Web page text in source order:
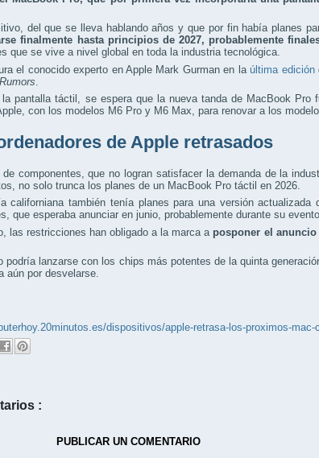
del que se lleva hablando años y que por fin había planes
finalmente hasta principios de 2027, probablemente
que se vive a nivel global en toda la industria tecnológica.
el conocido experto en Apple Mark Gurman en la última edición
pantalla táctil, se espera que la nueva tanda de MacBook Pro
con los modelos M6 Pro y M6 Max, para renovar a los
de Apple retrasados
de componentes, que no logran satisfacer la demanda de la
no solo trunca los planes de un MacBook Pro táctil en 2026.
californiana también tenía planes para una versión
que esperaba anunciar en junio, probablemente durante su
las restricciones han obligado a la marca a posponer el
podría lanzarse con los chips más potentes de la quinta
aún por desvelarse.
dispositivos/apple-retrasa-los-proximos-
:
PUBLICAR UN COMENTARIO